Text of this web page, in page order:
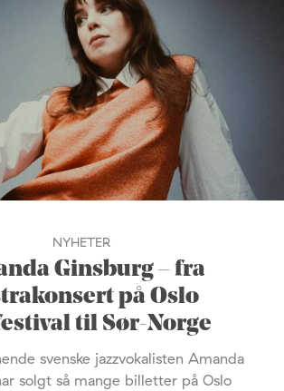
NYHETER
Ginsburg – fra
på Oslo
til Sør-Norge
svenske jazzvokalisten Amanda
solgt så mange billetter på Oslo